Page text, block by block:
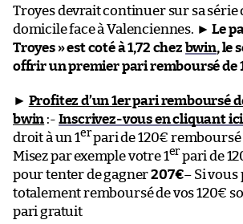
Troyes devrait continuer sur sa série
domicile face à Valenciennes. ►Le
Troyes » est coté à 1,72 chez bwin, le
offrir un premier pari remboursé de
► Profitez d’un 1er pari remboursé
bwin :- Inscrivez-vous en cliquant ici
droit à un 1erpari de 120€
Misez par exemple votre 1er pari de
pour tenter de gagner207€– Si vous
totalement remboursé de vos 120€
pari gratuit